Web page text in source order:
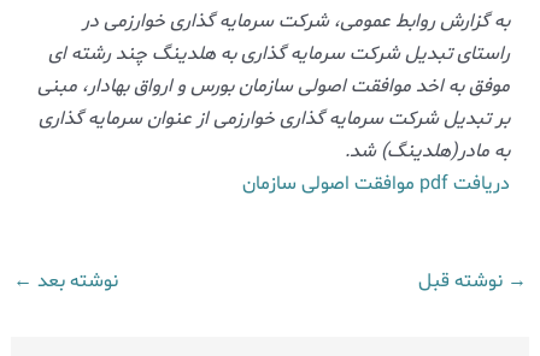
به گزارش روابط عمومی، شرکت سرمایه گذاری خوارزمی در
راستای تبدیل شرکت سرمایه گذاری به هلدینگ چند رشته ای
موفق به اخد موافقت اصولی سازمان بورس و ارواق بهادار، مبنی
بر تبدیل شرکت سرمایه گذاری خوارزمی از عنوان سرمایه گذاری
به مادر(هلدینگ) شد.
دریافت pdf موافقت اصولی سازمان
→ نوشته قبل نوشته بعد ←